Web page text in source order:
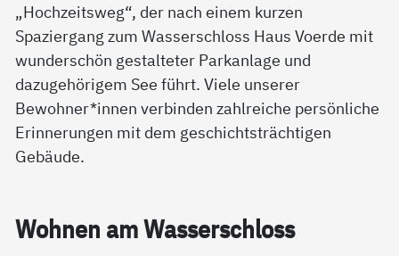
„Hochzeitsweg“, der nach einem kurzen
Spaziergang zum Wasserschloss Haus Voerde mit
wunderschön gestalteter Parkanlage und
dazugehörigem See führt. Viele unserer
Bewohner*innen verbinden zahlreiche persönliche
Erinnerungen mit dem geschichtsträchtigen
Gebäude.
Woh­nen am Was­ser­sch­loss